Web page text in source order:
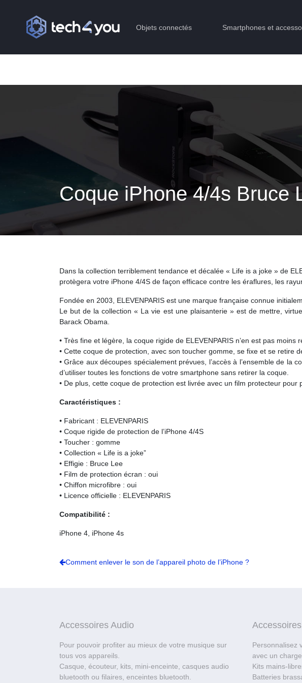
Objets connectés Smartphones et
Coque iPhone 4/4s Bruce
Dans la collection terriblement tendance et décalée « Life is a joke » de
protègera votre iPhone 4/4S de façon efficace contre les éraflures, les
Fondée en 2003, ELEVENPARIS est une marque française connue
Le but de la collection « La vie est une plaisanterie » est de mettre,
Barack Obama.
• Très fine et légère, la coque rigide de ELEVENPARIS n’en est pas moins
• Cette coque de protection, avec son toucher gomme, se fixe et se retire
• Grâce aux découpes spécialement prévues, l’accès à l’ensemble de
d’utiliser toutes les fonctions de votre smartphone sans retirer la coque.
• De plus, cette coque de protection est livrée avec un film protecteur
Caractéristiques :
• Fabricant : ELEVENPARIS
• Coque rigide de protection de l’iPhone 4/4S
• Toucher : gomme
• Collection « Life is a joke”
• Effigie : Bruce Lee
• Film de protection écran : oui
• Chiffon microfibre : oui
• Licence officielle : ELEVENPARIS
Compatibilité :
iPhone 4, iPhone 4s
Comment enlever le son de l’appareil photo de l’iPhone ?
Accessoires Audio
Pour pouvoir profiter au mieux de votre musique sur
tous vos appareils.
Casque, écouteur, kits, mini-enceinte, casques audio
bluetooth ou filaires, enceintes bluetooth.
Personnalisez
avec un
Kits mains-
Batteries